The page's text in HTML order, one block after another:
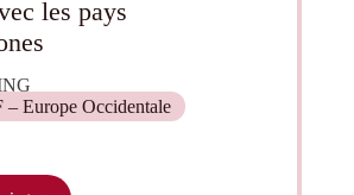
les pays
– Europe Occidentale